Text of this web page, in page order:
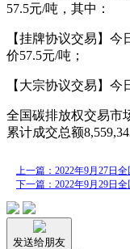
57.5元/吨，其中：
【挂牌协议交易】今
价57.5元/吨；
【大宗协议交易】今
全国碳排放权交易市
累计成交总额
上一篇：2022年9月27日
下一篇：2022年9月29日
发送给朋友